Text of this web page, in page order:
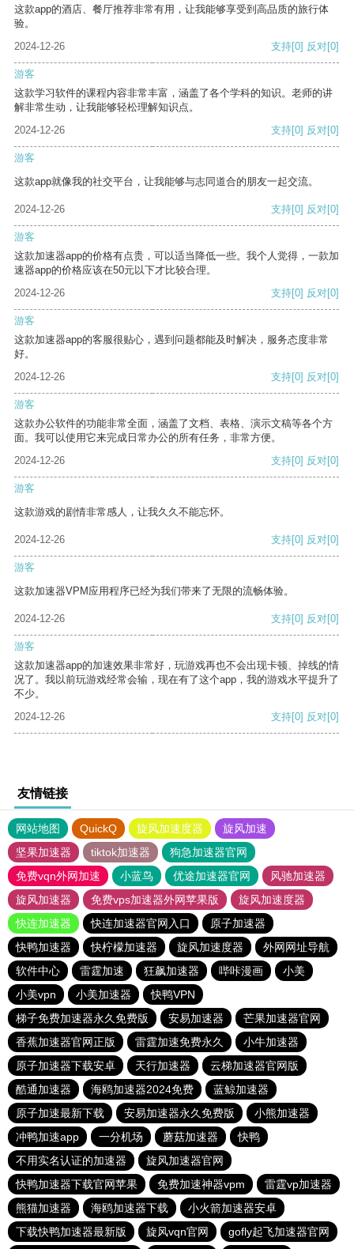
这款app的酒店、餐厅推荐非常有用，让我能够享受到高品质的旅行体
验。
2024-12-26
支持[0] 反对[0]
游客
这款学习软件的课程内容非常丰富，涵盖了各个学科的知识。老师的讲
解非常生动，让我能够轻松理解知识点。
2024-12-26
支持[0] 反对[0]
游客
这款app就像我的社交平台，让我能够与志同道合的朋友一起交流。
2024-12-26 支持[0] 反对[0]
游客
这款加速器app的价格有点贵，可以适当降低一些。我个人觉得，一款加
速器app的价格应该在50元以下才比较合理。
2024-12-26
支持[0] 反对[0]
游客
这款加速器app的客服很贴心，遇到问题都能及时解决，服务态度非常
好。
2024-12-26
支持[0] 反对[0]
游客
这款办公软件的功能非常全面，涵盖了文档、表格、演示文稿等各个方
面。我可以使用它来完成日常办公的所有任务，非常方便。
2024-12-26
支持[0] 反对[0]
游客
这款游戏的剧情非常感人，让我久久不能忘怀。
2024-12-26 支持[0] 反对[0]
游客
这款加速器VPM应用程序已经为我们带来了无限的流畅体验。
2024-12-26 支持[0] 反对[0]
游客
这款加速器app的加速效果非常好，玩游戏再也不会出现卡顿、掉线的情
况了。我以前玩游戏经常会输，现在有了这个app，我的游戏水平提升了
不少。
2024-12-26
支持[0] 反对[0]
友情链接
网站地图 QuickQ 旋风加速度器
旋风加速
坚果加速器
tiktok加速器
狗急加速器官网
免费vqn外网加速
小蓝鸟 优途加速器官网
风驰加速器
旋风加速器
免费vps加速器外网苹果版
旋风加速度器
快连加速器
快连加速器官网入口
原子加速器
快鸭加速器
快柠檬加速器 旋风加速度器
外网网址导航
软件中心
雷霆加速 狂飙加速器 哔咔漫画
小美
小美vpn
小美加速器
快鸭VPN
梯子免费加速器永久免费版
安易加速器
芒果加速器官网
香蕉加速器官网正版
雷霆加速免费永久
小牛加速器
原子加速器下载安卓
天行加速器
云梯加速器官网版
酷通加速器
海鸥加速器2024免费
蓝鲸加速器
原子加速最新下载
安易加速器永久免费版
小熊加速器
冲鸭加速app
一分机场 蘑菇加速器
快鸭
不用实名认证的加速器
旋风加速器官网
快鸭加速器下载官网苹果
免费加速神器vpm
雷霆vp加速器
熊猫加速器
海鸥加速器下载
小火箭加速器安卓
下载快鸭加速器最新版
旋风vqn官网 gofly起飞加速器官网